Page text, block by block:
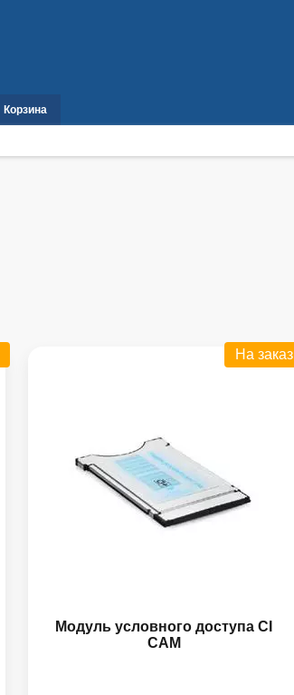
Корзина
На заказ
Модуль условного доступа CI
CAM